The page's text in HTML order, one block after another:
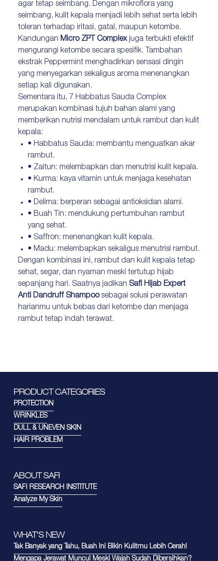
agar tetap seimbang. Dengan mikroflora yang
seimbang, kulit kepala menjadi lebih sehat serta lebih
toleran terhadap iritasi, gatal, maupun ketombe.
Kandungan Micro ZPT Complexjuga terbukti efektif
mengurangi ketombe secara spesifik. Tambahan
ekstrak Peppermint menghadirkan sensasi dingin
yang menyegarkan sekaligus aroma menenangkan
setiap kali digunakan.
Sementara itu, 7 Habbatus Sauda Complex
merupakan kombinasi tujuh bahan alami yang
memberikan nutrisi mendalam untuk rambut dan kulit
kepala:
• Habbatus Sauda: membantu menguatkan akar
rambut.
• Zaitun: melembapkan dan menutrisi kulit kepala.
• Kurma: kaya vitamin untuk menjaga kesehatan
rambut.
• Delima: berperan sebagai antioksidan alami.
• Buah Tin: mendukung pertumbuhan rambut
yang sehat.
• Saffron: menenangkan kulit kepala.
• Madu: melembapkan sekaligus menutrisi rambut.
Dengan kombinasi ini, rambut dan kulit kepala tetap
sehat, segar, dan nyaman meski tertutup hijab
sepanjang hari. Saatnya jadikan Safi Hijab Expert
Anti Dandruff Shampoosebagai solusi perawatan
harianmu untuk bebas dari ketombe dan menjaga
rambut tetap indah terawat.
PRODUCT CATEGORIES
PROTECTION
WRINKLES
DULL & UNEVEN SKIN
HAIR PROBLEM
ABOUT SAFI
SAFI RESEARCH INSTITUTE
Analyze My Skin
WHAT'S NEW
Tak Banyak yang Tahu, Buah Ini Bikin Kulitmu Lebih Cerah!
Mengapa Jerawat Muncul Meski Wajah Sudah Dibersihkan?